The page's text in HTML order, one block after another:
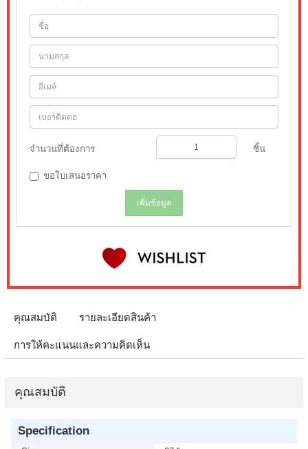
จำนวนที่ต้องการ ชิ้น
ขอใบเสนอราคา
เพิ่มข้อมูล
คุณสมบัติ รายละเอียดสินค้า
การให้คะแนนและความคิดเห็น
คุณสมบัติ
Specification